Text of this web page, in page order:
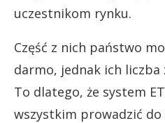
uczestnikom rynku.
Część z nich państwo
darmo, jednak ich liczba
To dlatego, że system
wszystkim prowadzić